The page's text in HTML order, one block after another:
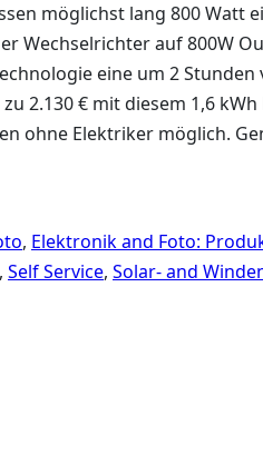
möglichst lang 800 Watt
Wechselrichter auf 800W
eine um 2
2.130 € mit diesem 1,6
ohne Elektriker möglich.
, Elektronik and Foto:
, Self Service, Solar- and